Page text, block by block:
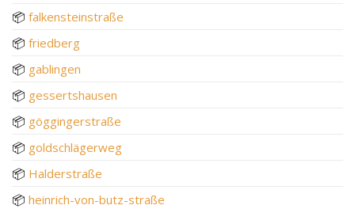
📦 falkensteinstraße
📦 friedberg
📦 gablingen
📦 gessertshausen
📦 göggingerstraße
📦 goldschlägerweg
📦 Halderstraße
📦 heinrich-von-butz-straße